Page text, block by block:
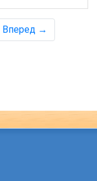
Вперед →